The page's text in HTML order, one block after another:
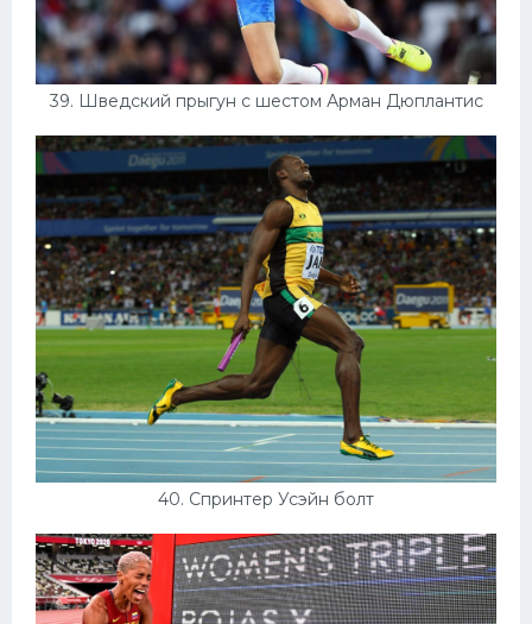
39. Шведский прыгун с шестом Арман Дюплантис
40. Спринтер Усэйн болт